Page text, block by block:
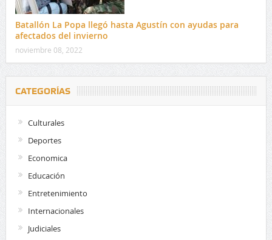
Batallón La Popa llegó hasta Agustín con ayudas para
afectados del invierno
noviembre 08, 2022
CATEGORÍAS
Culturales
Deportes
Economica
Educación
Entretenimiento
Internacionales
Judiciales